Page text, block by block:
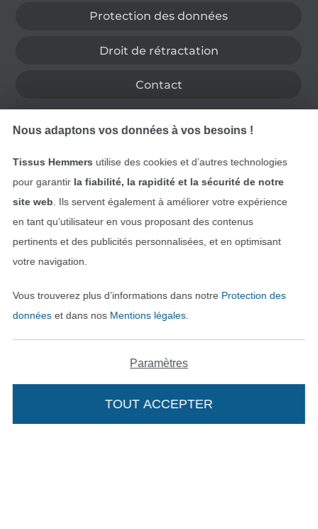
Ajouter à mon panier
Protection des données
Droit de rétractation
Contact
Rétractation de commande
Trouvez plus d’idées
Nederlands
Passer à la boutique
Nous adaptons vos données à vos besoins !
Tissus Hemmers utilise des cookies et d’autres technologies
pour garantir la fiabilité, la rapidité et la sécurité de notre
site web . Ils servent également à améliorer votre expérience
en tant qu’utilisateur en vous proposant des contenus
pertinents et des publicités personnalisées, et en optimisant
votre navigation.
Vous trouverez plus d’informations dans notre Protection des
donnéeset dans nos Mentions légales.
Paramètres
TOUT ACCEPTER